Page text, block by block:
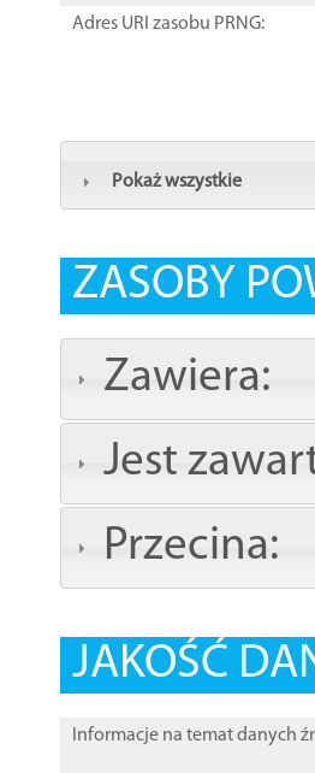
Adres URI zasobu PRNG:
Pokaż wszystkie
ZASOBY
Zawiera:
Jest
Przecina:
JAKOŚĆ
Informacje na temat danych